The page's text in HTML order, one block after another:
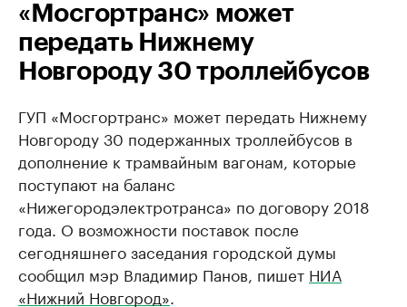
«Мосгортранс» может
передать Нижнему
Новгороду 30 троллейбусов
ГУП «Мосгортранс» может передать Нижнему
Новгороду 30 подержанных троллейбусов в
дополнение к трамвайным вагонам, которые
поступают на баланс
«Нижегородэлектротранса» по договору 2018
года. О возможности поставок после
сегодняшнего заседания городской думы
сообщил мэр Владимир Панов, пишет НИА
«Нижний Новгород»